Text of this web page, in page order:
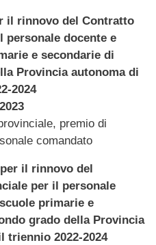
il rinnovo del Contratto
docente e
e secondarie di
Provincia autonoma di
2024
premio di
comandato
per il rinnovo del
per il personale
primarie e
grado della Provincia
triennio 2022-2024